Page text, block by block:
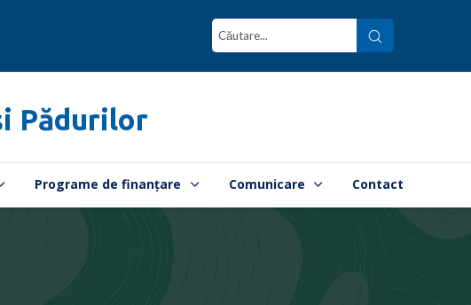
Pădurilor
Programe de finanțare Comunicare Contact